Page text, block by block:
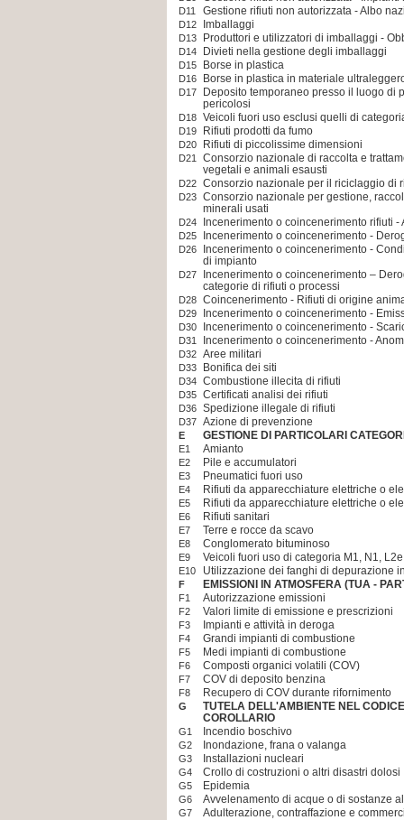
D11 Gestione rifiuti non autorizzata - Albo
D12 Imballaggi
D13 Produttori e utilizzatori di imballaggi -
D14 Divieti nella gestione degli imballaggi
D15 Borse in plastica
D16 Borse in plastica in materiale
D17
Deposito temporaneo presso il luogo di
pericolosi
D18 Veicoli fuori uso esclusi quelli di
D19 Rifiuti prodotti da fumo
D20 Rifiuti di piccolissime dimensioni
D21
Consorzio nazionale di raccolta e
vegetali e animali esausti
D22 Consorzio nazionale per il riciclaggio di
D23 Consorzio nazionale per gestione,
minerali usati
D24 Incenerimento o coincenerimento rifiuti -
D25 Incenerimento o coincenerimento -
D26
Incenerimento o coincenerimento -
di impianto
D27
Incenerimento o coincenerimento –
categorie di rifiuti o processi
D28 Coincenerimento - Rifiuti di origine
D29 Incenerimento o coincenerimento -
D30 Incenerimento o coincenerimento -
D31 Incenerimento o coincenerimento -
D32 Aree militari
D33 Bonifica dei siti
D34 Combustione illecita di rifiuti
D35 Certificati analisi dei rifiuti
D36 Spedizione illegale di rifiuti
D37 Azione di prevenzione
E GESTIONE DI PARTICOLARI
E1 Amianto
E2 Pile e accumulatori
E3 Pneumatici fuori uso
E4 Rifiuti da apparecchiature elettriche o
E5 Rifiuti da apparecchiature elettriche o
E6 Rifiuti sanitari
E7 Terre e rocce da scavo
E8 Conglomerato bituminoso
E9 Veicoli fuori uso di categoria M1, N1,
E10 Utilizzazione dei fanghi di depurazione
F EMISSIONI IN ATMOSFERA (TUA -
F1 Autorizzazione emissioni
F2 Valori limite di emissione e prescrizioni
F3 Impianti e attività in deroga
F4 Grandi impianti di combustione
F5 Medi impianti di combustione
F6 Composti organici volatili (COV)
F7 COV di deposito benzina
F8 Recupero di COV durante rifornimento
G
TUTELA DELL'AMBIENTE NEL
COROLLARIO
G1 Incendio boschivo
G2 Inondazione, frana o valanga
G3 Installazioni nucleari
G4 Crollo di costruzioni o altri disastri dolosi
G5 Epidemia
G6 Avvelenamento di acque o di sostanze
G7
Adulterazione, contraffazione e